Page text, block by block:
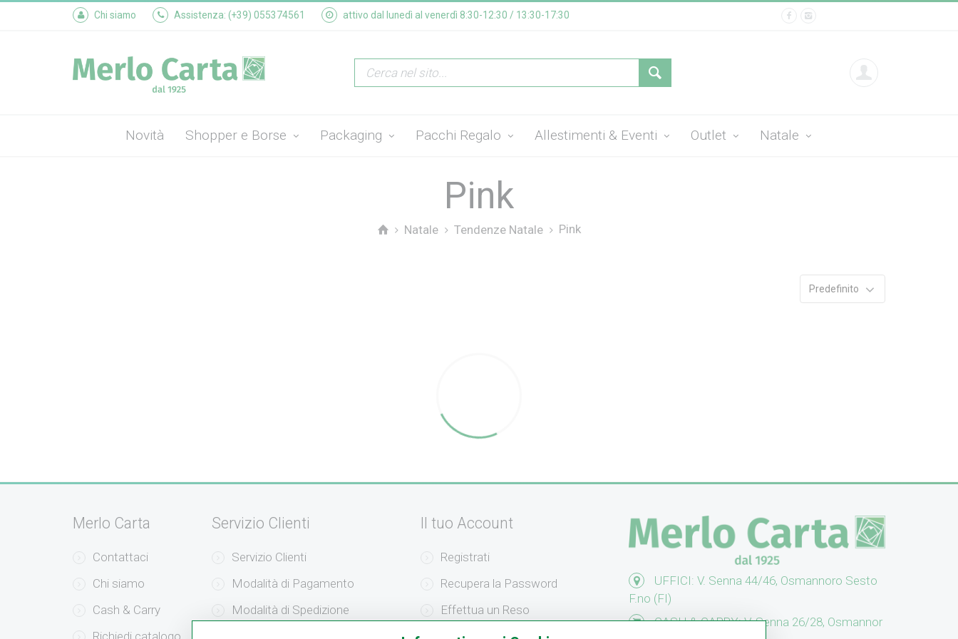
Chi siamo Assistenza: (+39) 055374561 attivo dal lunedì al venerdì 8:30-12:30 / 13:30-17:30
Novità Shopper e Borse Packaging Pacchi Regalo Allestimenti & Eventi Outlet Natale
Pink
Natale Tendenze Natale Pink
Predefinito
Merlo Carta
Contattaci
Chi siamo
Cash & Carry
Servizio Clienti
Servizio Clienti
Modalità di Pagamento
Modalità di Spedizione
Il tuo Account
Registrati
Recupera la Password
Effettua un Reso
UFFICI: V. Senna 44/46, Osmannoro Sesto
F.no (FI)
CASH & CARRY: V. Senna 26/28, Osmannor